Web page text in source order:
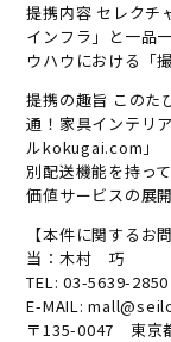
提携内容 セレクチ
インフラ」と一品
ウハウにおける「
提携の趣旨 このた
通！家具インテリ
ルkokugai.com」
別配送機能を持っ
価値サービスの展開
【本件に関する
当：木村 巧
TEL: 03-5639-
E-MAIL:
〒135-0047 東京